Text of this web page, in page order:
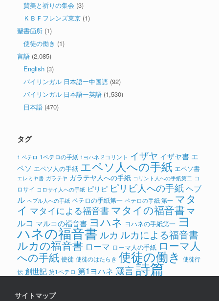
賛美と祈りの集会 (3)
ＫＢＦフレンズ東京 (1)
聖書箇所 (1)
使徒の働き (1)
言語 (2,085)
English (3)
バイリンガル 日本語ー中国語 (92)
バイリンガル 日本語ー英語 (1,530)
日本語 (470)
タグ
1 ペテロ 1ペテロの手紙 1ヨハネ 2コリント イザヤ イザヤ書 エ
ペソ エペソ人の手紙 エペソ人への手紙 エペソ書
エレミヤ書 ガラテヤ ガラテヤ人への手紙 コリント人への手紙第二 コ
ロサイ コロサイ人への手紙 ピリピ ピリピ人への手紙ヘブ
ル ヘブル人への手紙 ペテロの手紙第一 ペテロの手紙 第一 マタ
イ マタイによる福音書 マタイの福音書 マ
ルコ マルコの福音書 ヨハネ ヨハネの手紙第一 ヨ
ハネの福音書 ルカ ルカによる福音書
ルカの福音書 ローマ ローマ人の手紙 ローマ人
への手紙 使徒 使徒のはたらき 使徒の働き 使徒行
伝 創世記 第1ペテロ 第1ヨハネ 箴言詩篇
サイトマップ